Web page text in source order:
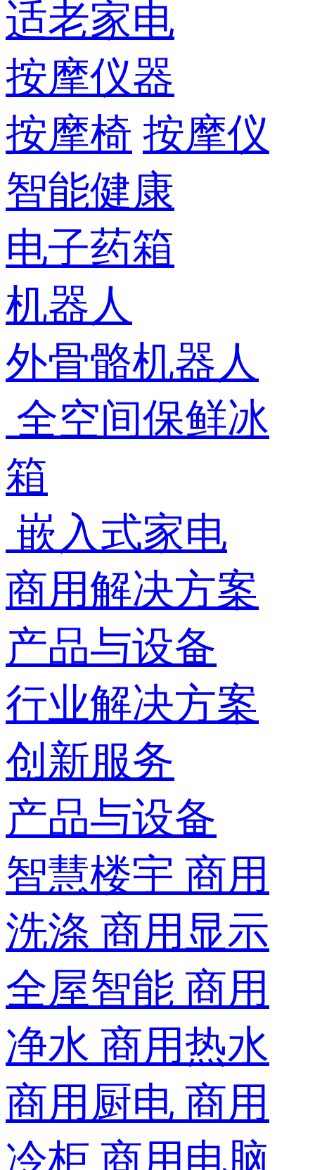
适老家电
按摩仪器
按摩椅 按摩仪
智能健康
电子药箱
机器人
外骨骼机器人
全空间保鲜冰
箱
嵌入式家电
商用解决方案
产品与设备
行业解决方案
创新服务
产品与设备
智慧楼宇 商用
洗涤 商用显示
全屋智能 商用
净水 商用热水
商用厨电 商用
冷柜 商用电脑